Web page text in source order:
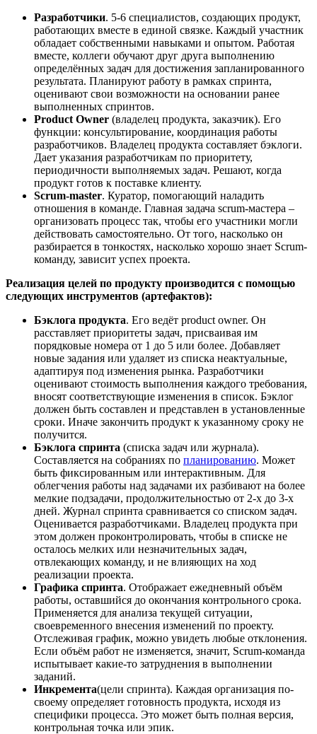
Разработчики. 5-6 специалистов, создающих продукт,
работающих вместе в единой связке. Каждый участник
обладает собственными навыками и опытом. Работая
вместе, коллеги обучают друг друга выполнению
определённых задач для достижения запланированного
результата. Планируют работу в рамках спринта,
оценивают свои возможности на основании ранее
выполненных спринтов.
Product Owner (владелец продукта, заказчик). Его
функции: консультирование, координация работы
разработчиков. Владелец продукта составляет бэклоги.
Дает указания разработчикам по приоритету,
периодичности выполняемых задач. Решают, когда
продукт готов к поставке клиенту.
Scrum-master. Куратор, помогающий наладить
отношения в команде. Главная задача scrum-мастера –
организовать процесс так, чтобы его участники могли
действовать самостоятельно. От того, насколько он
разбирается в тонкостях, насколько хорошо знает Scrum-
команду, зависит успех проекта.
Реализация целей по продукту производится с помощью
следующих инструментов (артефактов):
Бэклога продукта. Его ведёт product owner. Он
расставляет приоритеты задач, присваивая им
порядковые номера от 1 до 5 или более. Добавляет
новые задания или удаляет из списка неактуальные,
адаптируя под изменения рынка. Разработчики
оценивают стоимость выполнения каждого требования,
вносят соответствующие изменения в список. Бэклог
должен быть составлен и представлен в установленные
сроки. Иначе закончить продукт к указанному сроку не
получится.
Бэклога спринта (списка задач или журнала).
Составляется на собраниях по планированию. Может
быть фиксированным или интерактивным. Для
облегчения работы над задачами их разбивают на более
мелкие подзадачи, продолжительностью от 2-х до 3-х
дней. Журнал спринта сравнивается со списком задач.
Оценивается разработчиками. Владелец продукта при
этом должен проконтролировать, чтобы в списке не
осталось мелких или незначительных задач,
отвлекающих команду, и не влияющих на ход
реализации проекта.
Графика спринта. Отображает ежедневный объём
работы, оставшийся до окончания контрольного срока.
Применяется для анализа текущей ситуации,
своевременного внесения изменений по проекту.
Отслеживая график, можно увидеть любые отклонения.
Если объём работ не изменяется, значит, Scrum-команда
испытывает какие-то затруднения в выполнении
заданий.
Инкремента(цели спринта). Каждая организация по-
своему определяет готовность продукта, исходя из
специфики процесса. Это может быть полная версия,
контрольная точка или эпик.